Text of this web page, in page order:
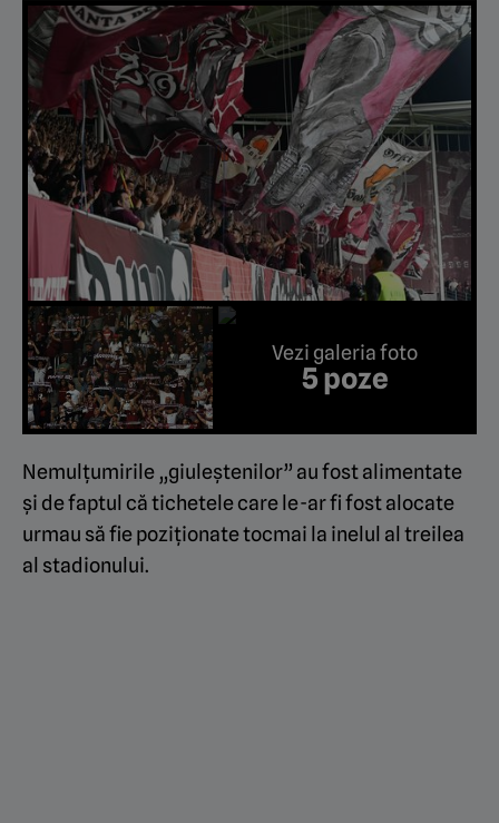
Vezi galeria foto
5 poze
Nemulțumirile „giuleștenilor” au fost alimentate
și de faptul că tichetele care le-ar fi fost alocate
urmau să fie poziționate tocmai la inelul al treilea
al stadionului.